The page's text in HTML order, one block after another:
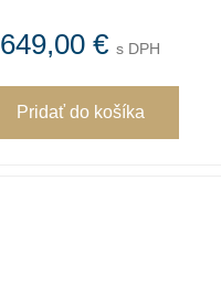
649,00 €s DPH
Pridaťdo košíka